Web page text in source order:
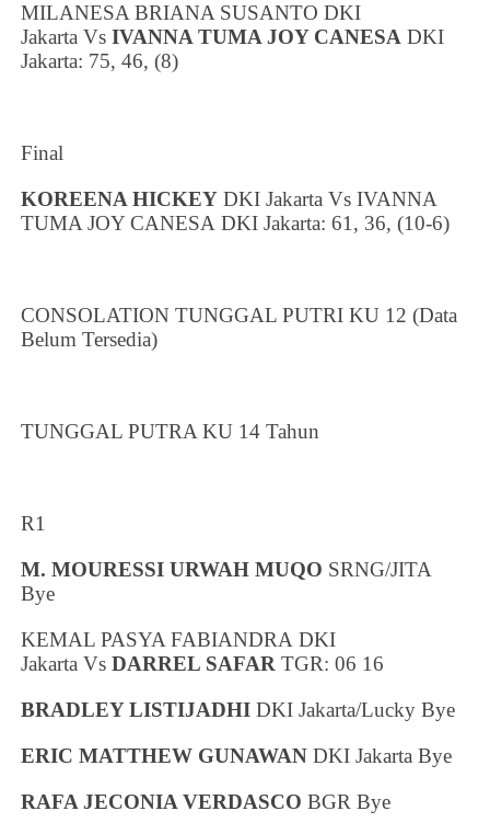
MILANESA BRIANA SUSANTO DKI
Jakarta VsIVANNA TUMA JOY CANESA DKI
Jakarta: 75, 46, (8)
Final
KOREENA HICKEY DKI Jakarta VsIVANNA
TUMA JOY CANESA DKI Jakarta: 61, 36, (10-6)
CONSOLATION TUNGGAL PUTRI KU 12 (Data
Belum Tersedia)
TUNGGAL PUTRA KU 14 Tahun
R1
M. MOURESSI URWAH MUQO SRNG/JITA
Bye
KEMAL PASYA FABIANDRADKI
Jakarta VsDARREL SAFAR TGR: 06 16
BRADLEY LISTIJADHI DKI Jakarta/Lucky Bye
ERIC MATTHEW GUNAWAN DKI Jakarta Bye
RAFA JECONIA VERDASCO BGR Bye